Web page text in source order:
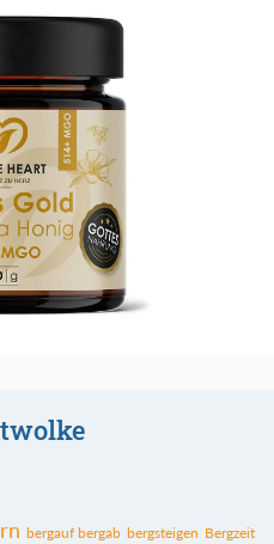
bergauf bergab bergsteigen Bergzeit